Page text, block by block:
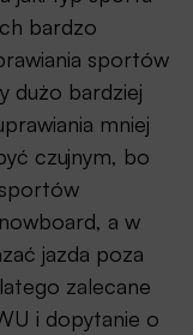
bardzo
sportów
dużo bardziej
mniej
czujnym, bo
a w
jazda poza
zalecane
i dopytanie o